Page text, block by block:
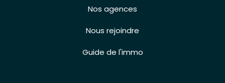
Nos agences
Nous rejoindre
Guide de l'immo